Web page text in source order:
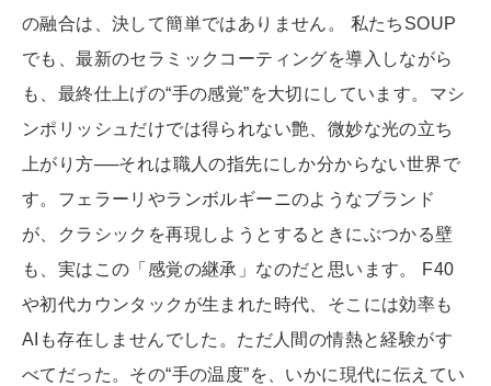
の融合は、決して簡単ではありません。 私たちSOUP
でも、最新のセラミックコーティングを導入しながら
も、最終仕上げの“手の感覚”を大切にしています。マシ
ンポリッシュだけでは得られない艶、微妙な光の立ち
上がり方──それは職人の指先にしか分からない世界で
す。フェラーリやランボルギーニのようなブランド
が、クラシックを再現しようとするときにぶつかる壁
も、実はこの「感覚の継承」なのだと思います。 F40
や初代カウンタックが生まれた時代、そこには効率も
AIも存在しませんでした。ただ人間の情熱と経験がす
べてだった。その“手の温度”を、いかに現代に伝えてい